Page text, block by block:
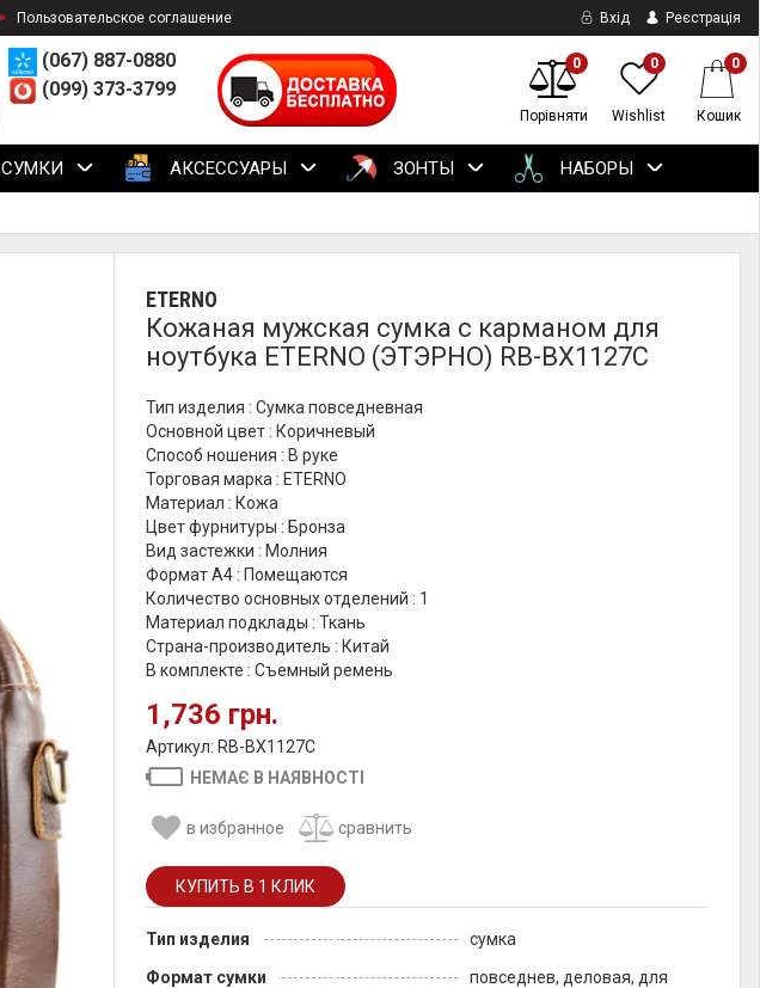
Пользовательское соглашение Вхід Реєстрація
(067) 887-0880
(099) 373-3799
0
Порівняти
0
Wishlist
0
Кошик
СУМКИ АКСЕССУАРЫ ЗОНТЫ НАБОРЫ
ETERNO
Кожаная мужская сумка с карманом для
ноутбука ETERNO (ЭТЭРНО) RB-BX1127C
Тип изделия : Сумка повседневная
Основной цвет : Коричневый
Способ ношения : В руке
Торговая марка : ETERNO
Материал : Кожа
Цвет фурнитуры : Бронза
Вид застежки : Молния
Формат А4 : Помещаются
Количество основных отделений : 1
Материал подклады : Ткань
Страна-производитель : Китай
В комплекте : Съемный ремень
1,736 грн.
Артикул: RB-BX1127C
НЕМАЄ В НАЯВНОСТІ
в избранное сравнить
Тип изделия
сумка
Формат сумки
повседнев, деловая, для